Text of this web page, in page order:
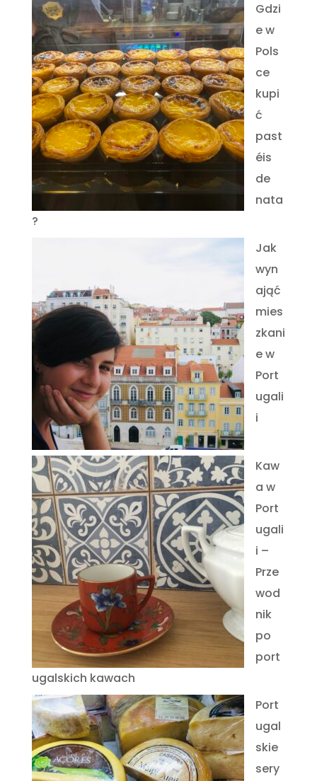
Gdzi
e w
Pols
ce
kupi
ć
past
éis
de
nata
?
Jak
wyn
ająć
mies
zkani
e w
Port
ugali
i
Kaw
a w
Port
ugali
i –
Prze
wod
nik
po
port
ugalskich kawach
Port
ugal
skie
sery